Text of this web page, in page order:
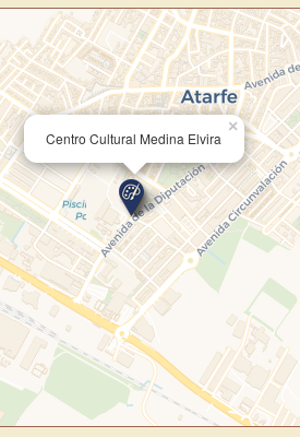
Centro Cultural Medina Elvira
×
Administra tu Espacio de
Recibe y responde
Sigue las visitas de tus
Crear cuenta y abrir mi